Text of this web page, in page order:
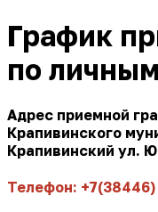
График
по
Адрес приемной
Крапивинского
Крапивинский ул.
Телефон: